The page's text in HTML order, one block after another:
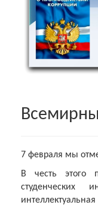
7 февраля мы
В честь этого
студенческих